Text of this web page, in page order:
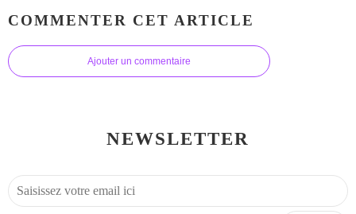
COMMENTER CET ARTICLE
Ajouter un commentaire
NEWSLETTER